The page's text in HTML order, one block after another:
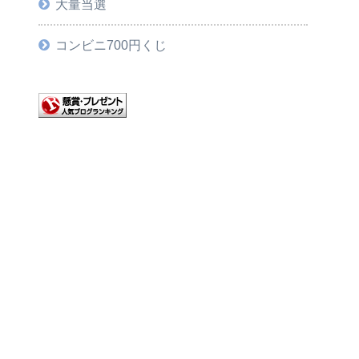
大量当選
コンビニ700円くじ